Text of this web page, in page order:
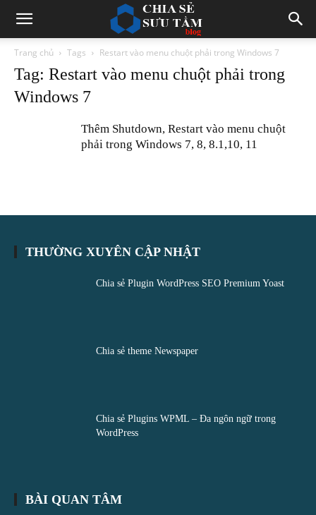
Trang chủ Tags Restart vào menu chuột phải trong Windows 7
Tag: Restart vào menu chuột phải trong
Windows 7
Thêm Shutdown, Restart vào menu chuột
phải trong Windows 7, 8, 8.1,10, 11
THƯỜNG XUYÊN CẬP NHẬT
Chia sẻ Plugin WordPress SEO Premium Yoast
Chia sẻ theme Newspaper
Chia sẻ Plugins WPML – Đa ngôn ngữ trong
WordPress
BÀI QUAN TÂM